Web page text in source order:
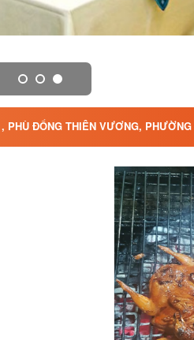
ĐỔNG THIÊN VƯƠNG,